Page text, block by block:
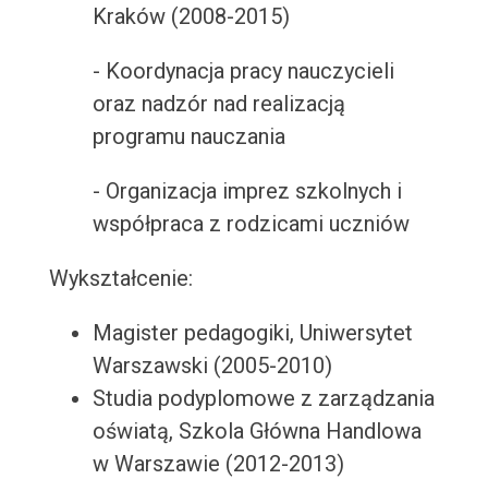
Kraków (2008-2015)
- Koordynacja pracy nauczycieli
oraz nadzór nad realizacją
programu nauczania
- Organizacja imprez szkolnych i
współpraca z rodzicami uczniów
Wykształcenie:
Magister pedagogiki, Uniwersytet
Warszawski (2005-2010)
Studia podyplomowe z zarządzania
oświatą, Szkola Główna Handlowa
w Warszawie (2012-2013)